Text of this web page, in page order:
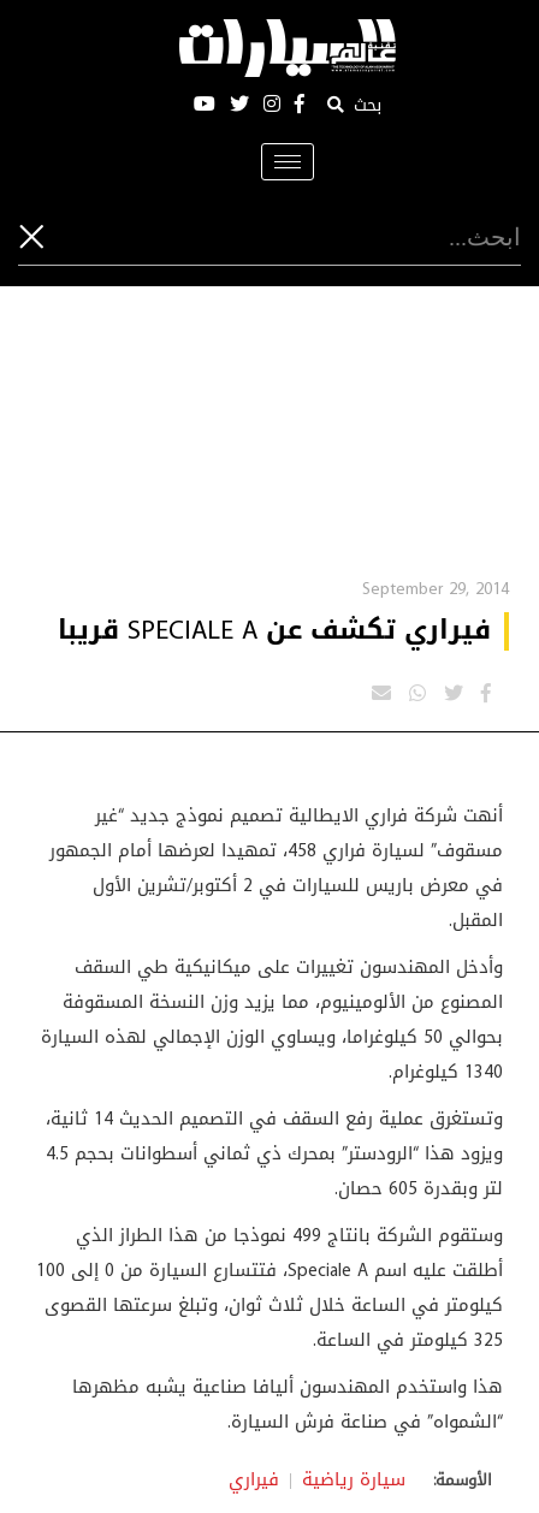
بحث
Toggle
navigation
September 29, 2014
فيراري تكشف عن SPECIALE A قريبا
أنهت شركة فراري الايطالية تصميم نموذج جديد “غير
مسقوف” لسيارة فراري 458، تمهيدا لعرضها أمام الجمهور
في معرض باريس للسيارات في 2 أكتوبر/تشرين الأول
المقبل.
وأدخل المهندسون تغييرات على ميكانيكية طي السقف
المصنوع من الألومينيوم، مما يزيد وزن النسخة المسقوفة
بحوالي 50 كيلوغراما، ويساوي الوزن الإجمالي لهذه السيارة
1340 كيلوغرام
.
وتستغرق عملية رفع السقف في التصميم الحديث 14 ثانية،
ويزود هذا “الرودستر” بمحرك ذي ثماني أسطوانات بحجم 4.5
لتر وبقدرة 605 حصان
.
وستقوم الشركة بانتاج 499 نموذجا من هذا الطراز الذي
أطلقت عليه اسم Speciale A
، فتتسارع السيارة من 0 إلى 100
كيلومتر في الساعة خلال ثلاث ثوان، وتبلغ سرعتها القصوى
325 كيلومتر في الساعة
.
هذا واستخدم المهندسون أليافا صناعية يشبه مظهرها
“الشمواه” في صناعة فرش السيارة.
الأوسمة: سيارة رياضية فيراري